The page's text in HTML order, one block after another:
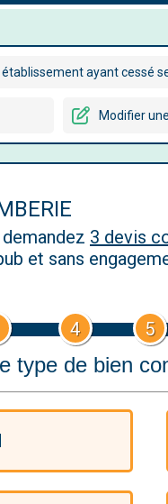
ayant cessé
Modifier
3 devis
et sans
4 5
type de bien